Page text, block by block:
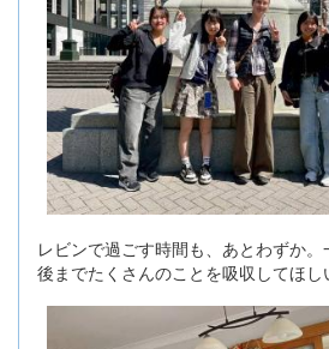
レビンで過ごす時間も、あとわずか
後までたくさんのことを吸収してほし